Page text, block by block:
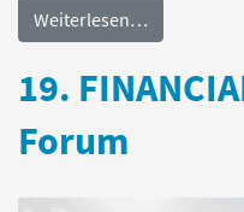
Weiterlesen…
19.
Forum